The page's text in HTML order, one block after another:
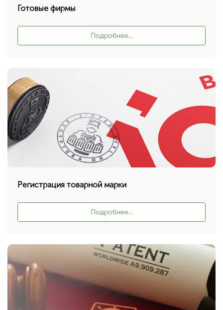
Готовые фирмы
Подробнее...
Регистрация товарной марки
Подробнее...